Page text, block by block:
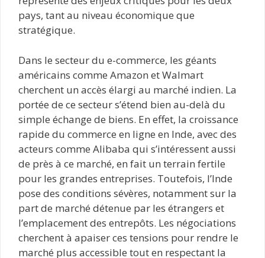
pays, tant au niveau économique que
stratégique.
Dans le secteur du e-commerce, les géants
américains comme Amazon et Walmart
cherchent un accès élargi au marché indien. La
portée de ce secteur s’étend bien au-delà du
simple échange de biens. En effet, la croissance
rapide du commerce en ligne en Inde, avec des
acteurs comme Alibaba qui s’intéressent aussi
de près à ce marché, en fait un terrain fertile
pour les grandes entreprises. Toutefois, l’Inde
pose des conditions sévères, notamment sur la
part de marché détenue par les étrangers et
l’emplacement des entrepôts. Les négociations
cherchent à apaiser ces tensions pour rendre le
marché plus accessible tout en respectant la